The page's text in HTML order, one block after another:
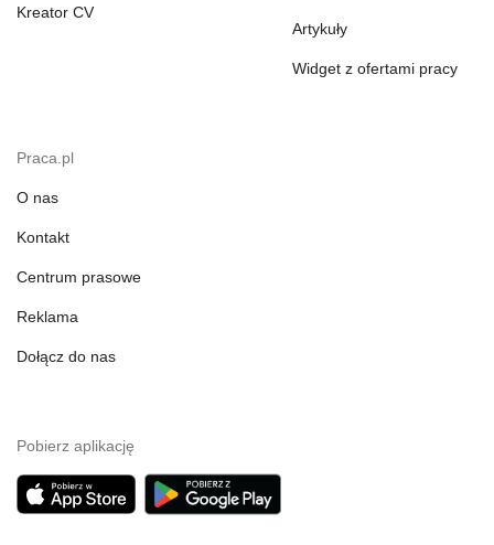
Kreator CV
Artykuły
Widget z ofertami pracy
Praca.pl
O nas
Kontakt
Centrum prasowe
Reklama
Dołącz do nas
Pobierz aplikację